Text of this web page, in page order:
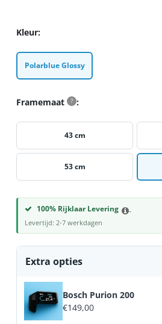
Kleur
Polarblue Glossy
Framemaat ?
43 cm
53 cm
100% Rijklaar Levering -
Levertijd: 2-7 werkdagen
Extra opties
Bosch Purion 200
€149,00